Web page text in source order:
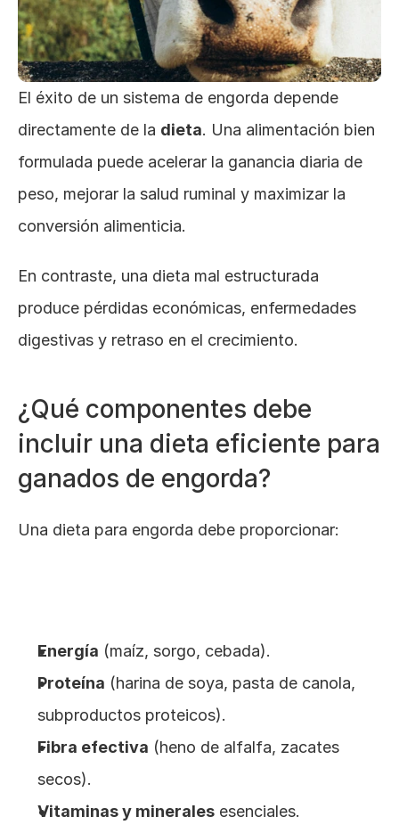
El éxito de un sistema de engorda depende
directamente de la dieta. Una alimentación bien
formulada puede acelerar la ganancia diaria de
peso, mejorar la salud ruminal y maximizar la
conversión alimenticia.
En contraste, una dieta mal estructurada
produce pérdidas económicas, enfermedades
digestivas y retraso en el crecimiento.
¿Qué componentes debe
incluir una dieta eficiente para
ganados de engorda?
Una dieta para engorda debe proporcionar:
Energía (maíz, sorgo, cebada).
Proteína (harina de soya, pasta de canola,
subproductos proteicos).
Fibra efectiva (heno de alfalfa, zacates
secos).
Vitaminas y minerales esenciales.